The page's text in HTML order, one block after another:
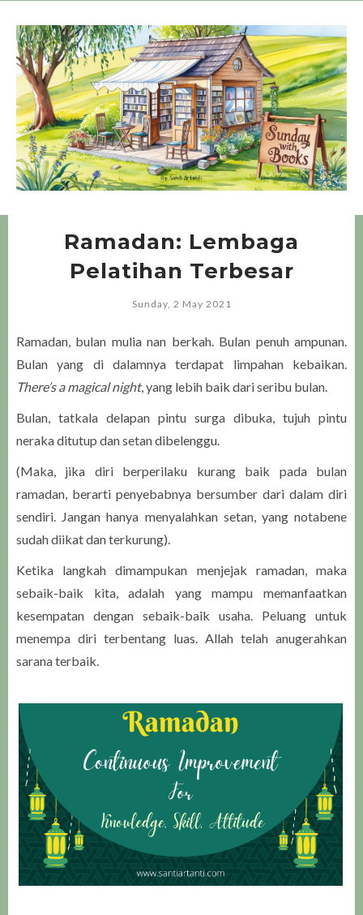
Ramadan: Lembaga
Pelatihan Terbesar
Sunday, 2 May 2021
Ramadan, bulan mulia nan berkah. Bulan penuh ampunan.
Bulan yang di dalamnya terdapat limpahan kebaikan.
There’s a magical night, yang lebih baik dari seribu bulan.
Bulan, tatkala delapan pintu surga dibuka, tujuh pintu
neraka ditutup dan setan dibelenggu.
(Maka, jika diri berperilaku kurang baik pada bulan
ramadan, berarti penyebabnya bersumber dari dalam diri
sendiri. Jangan hanya menyalahkan setan, yang notabene
sudah diikat dan terkurung).
Ketika langkah dimampukan menjejak ramadan, maka
sebaik-baik kita, adalah yang mampu memanfaatkan
kesempatan dengan sebaik-baik usaha. Peluang untuk
menempa diri terbentang luas. Allah telah anugerahkan
sarana terbaik.